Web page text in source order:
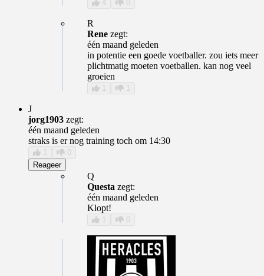
4 0
R
Rene zegt:
één maand geleden
in potentie een goede voetballer. zou iets meer
plichtmatig moeten voetballen. kan nog veel
groeien
1 1
J
jorg1903 zegt:
één maand geleden
straks is er nog training toch om 14:30
1
0
Reageer
Q
Questa zegt:
één maand geleden
Klopt!
1 0